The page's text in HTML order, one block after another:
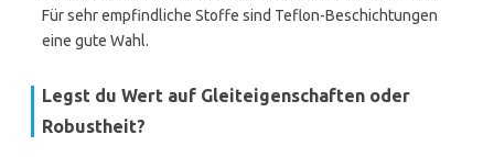
Für sehr empfindliche Stoffe sind Teflon-Beschichtungen
eine gute Wahl.
Legst du Wert auf Gleiteigenschaften oder
Robustheit?